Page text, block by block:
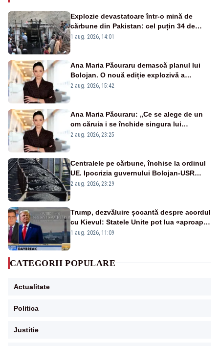
Explozie devastatoare într-o mină de
cărbune din Pakistan: cel puțin 34 de
morți - VIDEO
1 aug. 2026, 14:01
Ana Maria Păcuraru demască planul lui
Bolojan. O nouă ediție explozivă a
emisiunii „Miza Zilei” la Realitatea PLUS
2 aug. 2026, 15:42
Ana Maria Păcuraru: „Ce se alege de un
om căruia i se închide singura lui
portiță?”
2 aug. 2026, 23:25
Centralele pe cărbune, închise la ordinul
UE. Ipocrizia guvernului Bolojan-USR
după starea de alertă
2 aug. 2026, 23:29
Trump, dezvăluire șocantă despre acordul
cu Kievul: Statele Unite pot lua «aproape
tot ce vor» din minele Ucrainei”
1 aug. 2026, 11:09
CATEGORII POPULARE
Actualitate
Politica
Justitie